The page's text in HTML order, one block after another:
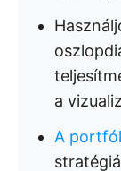
a
A